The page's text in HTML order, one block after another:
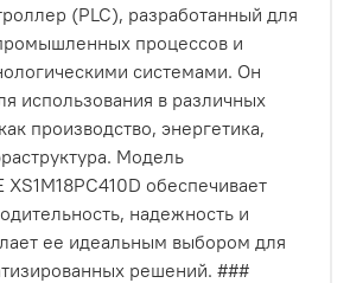
(PLC), разработанный для
процессов и
системами. Он
использования в различных
производство, энергетика,
Модель
XS1M18PC410D обеспечивает
надежность и
ее идеальным выбором для
решений. ###